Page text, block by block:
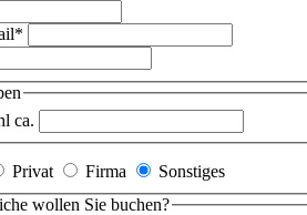
*
ca.
Privat Firma
Sonstiges
wollen Sie buchen?